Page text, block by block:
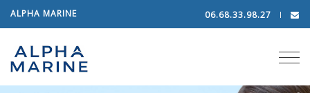
ALPHA MARINE 06.68.33.98.27